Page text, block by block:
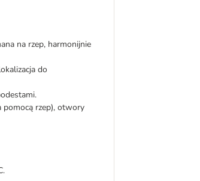
na rzep, harmonijnie
do
pomocą rzep), otwory